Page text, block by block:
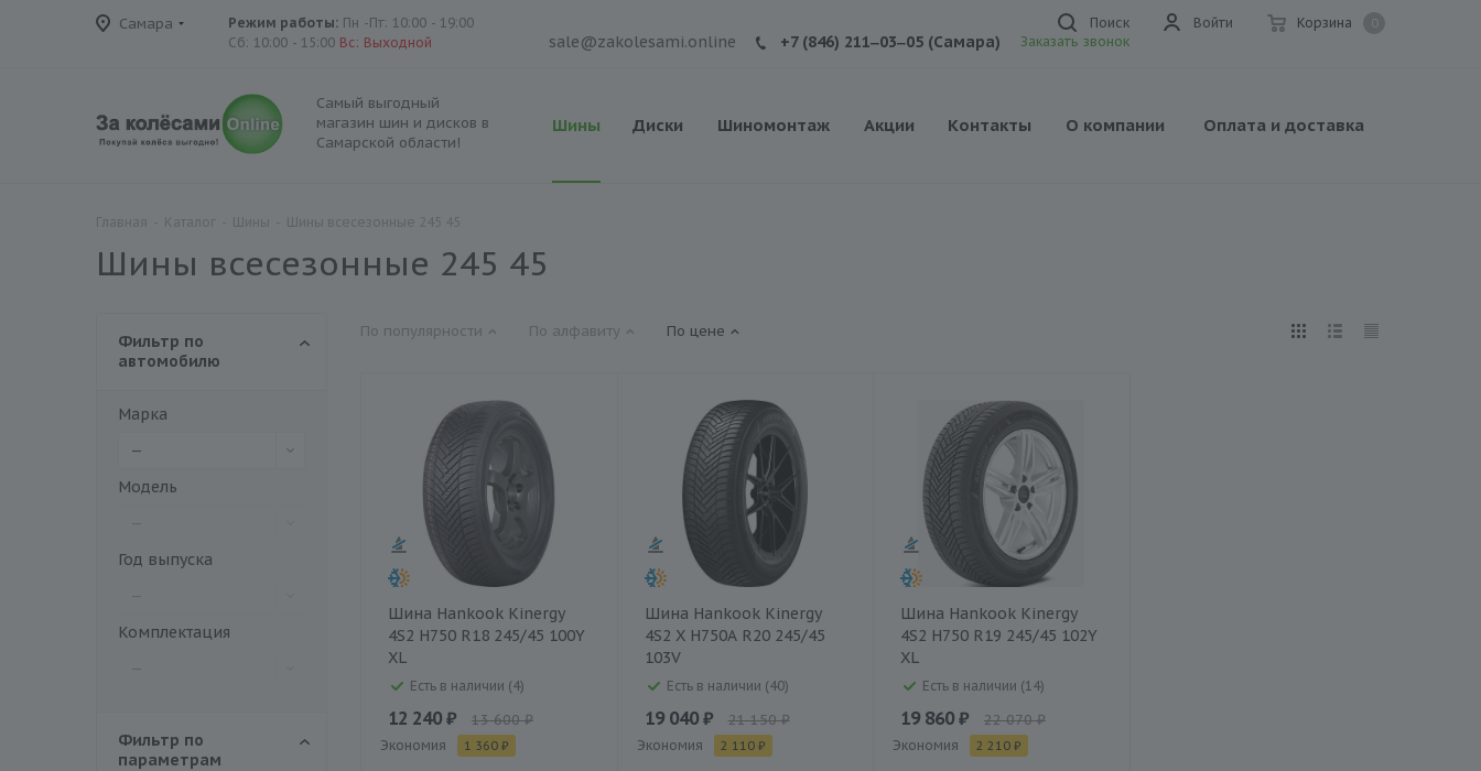
Самара Корзина
Войти
Режим работы: Пн -Пт: 10:00 - 19:00
Сб: 10:00 - 15:00 Вс: Выходной
Поиск
sale@zakolesami.online +7 (846) 211‒03‒05 (Самара) Заказать звонок
Самый выгодный
магазин шин и дисков в
Самарской области!
Шины Диски Шиномонтаж Акции Контакты О компании Оплата и доставка
Шины всесезонные 245 45
По популярности По алфавиту По цене
Шина Hankook Kinergy
4S2 H750 R18 245/45 100Y
XL
Есть в наличии (4)
12 240 ₽ 13 600 ₽
Экономия 1 360 ₽
Шина Hankook Kinergy
4S2 X H750A R20 245/45
103V
Есть в наличии (40)
19 040 ₽ 21 150 ₽
Экономия 2 110 ₽
Шина Hankook Kinergy
4S2 H750 R19 245/45 102Y
XL
Есть в наличии (14)
19 860 ₽ 22 070 ₽
Экономия 2 210 ₽
Фильтр по
автомобилю
Марка
—
Модель
Год выпуска
Комплектация
Фильтр по
параметрам